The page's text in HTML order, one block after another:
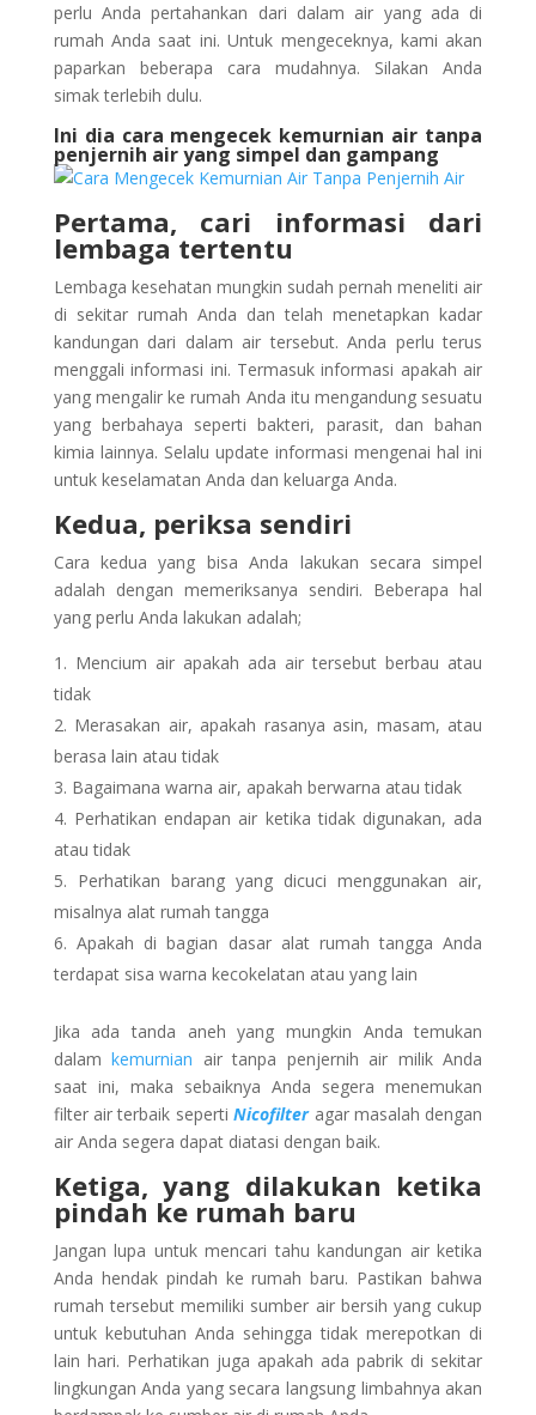
perlu Anda pertahankan dari dalam air yang ada di
rumah Anda saat ini. Untuk mengeceknya, kami akan
paparkan beberapa cara mudahnya. Silakan Anda
simak terlebih dulu.
Ini dia cara mengecek kemurnian air tanpa
penjernih air yang simpel dan gampang
Pertama, cari informasi dari
lembaga tertentu
Lembaga kesehatan mungkin sudah pernah meneliti air
di sekitar rumah Anda dan telah menetapkan kadar
kandungan dari dalam air tersebut. Anda perlu terus
menggali informasi ini. Termasuk informasi apakah air
yang mengalir ke rumah Anda itu mengandung sesuatu
yang berbahaya seperti bakteri, parasit, dan bahan
kimia lainnya. Selalu update informasi mengenai hal ini
untuk keselamatan Anda dan keluarga Anda.
Kedua, periksa sendiri
Cara kedua yang bisa Anda lakukan secara simpel
adalah dengan memeriksanya sendiri. Beberapa hal
yang perlu Anda lakukan adalah;
Mencium air apakah ada air tersebut berbau atau
tidak
Merasakan air, apakah rasanya asin, masam, atau
berasa lain atau tidak
Bagaimana warna air, apakah berwarna atau tidak
Perhatikan endapan air ketika tidak digunakan, ada
atau tidak
Perhatikan barang yang dicuci menggunakan air,
misalnya alat rumah tangga
Apakah di bagian dasar alat rumah tangga Anda
terdapat sisa warna kecokelatan atau yang lain
Jika ada tanda aneh yang mungkin Anda temukan
dalamkemurnian air tanpa penjernih air milik Anda
saat ini, maka sebaiknya Anda segera menemukan
filter air terbaik sepertiNicofilteragar masalah dengan
air Anda segera dapat diatasi dengan baik.
Ketiga, yang dilakukan ketika
pindah ke rumah baru
Jangan lupa untuk mencari tahu kandungan air ketika
Anda hendak pindah ke rumah baru. Pastikan bahwa
rumah tersebut memiliki sumber air bersih yang cukup
untuk kebutuhan Anda sehingga tidak merepotkan di
lain hari. Perhatikan juga apakah ada pabrik di sekitar
lingkungan Anda yang secara langsung limbahnya akan